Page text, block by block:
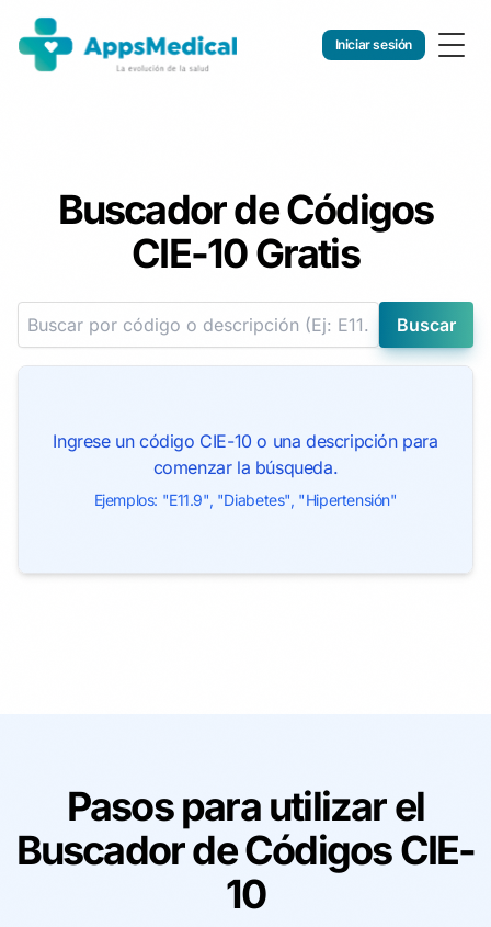
Iniciar sesión
Buscador de Códigos
CIE-10 Gratis
Buscar
Ingrese un código CIE-10 o una descripción para
comenzar la búsqueda.
Ejemplos: "E11.9", "Diabetes", "Hipertensión"
Pasos para utilizar el
Buscador de Códigos CIE-
10